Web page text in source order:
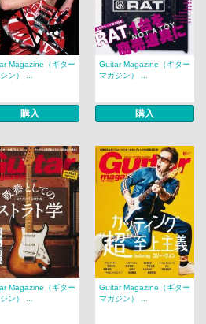
Magazine（ギター
ン） ...
購入
Guitar Magazine（ギター
マガジン） ...
購入
Magazine（ギター
ン） ...
Guitar Magazine（ギター
マガジン） ...